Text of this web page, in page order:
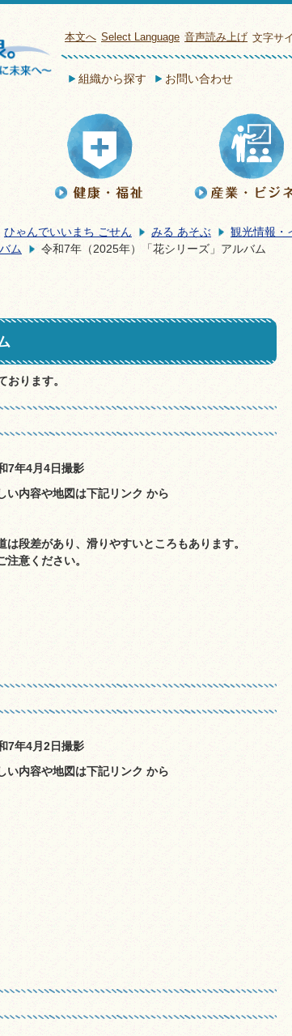
本文へ Select Language 音声読み上げ 文字サ
組織から探す お問い合わせ
ひゃんでいいまち ごせん みる あそぶ
観光情報・
ム
令和7年（2025年）「花シリーズ」アルバム
ります。
7年4月4日撮影
い内容や地図は下記リンク から
は段差があり、滑りやすいところもあります。
注意ください。
7年4月2日撮影
い内容や地図は下記リンク から